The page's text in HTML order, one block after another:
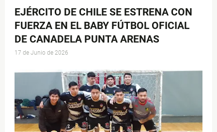
EJÉRCITO DE CHILE SE ESTRENA CON
FUERZA EN EL BABY FÚTBOL OFICIAL
DE CANADELA PUNTA ARENAS
17 de Junio de 2026